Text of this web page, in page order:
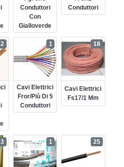
Conduttori
Con
Gialloverde
Conduttori
2
Cavi Elettrici
Fror/più Di 5
Conduttori
1
Cavi Elettrici
Fs17/1 Mm
18
3 1 25